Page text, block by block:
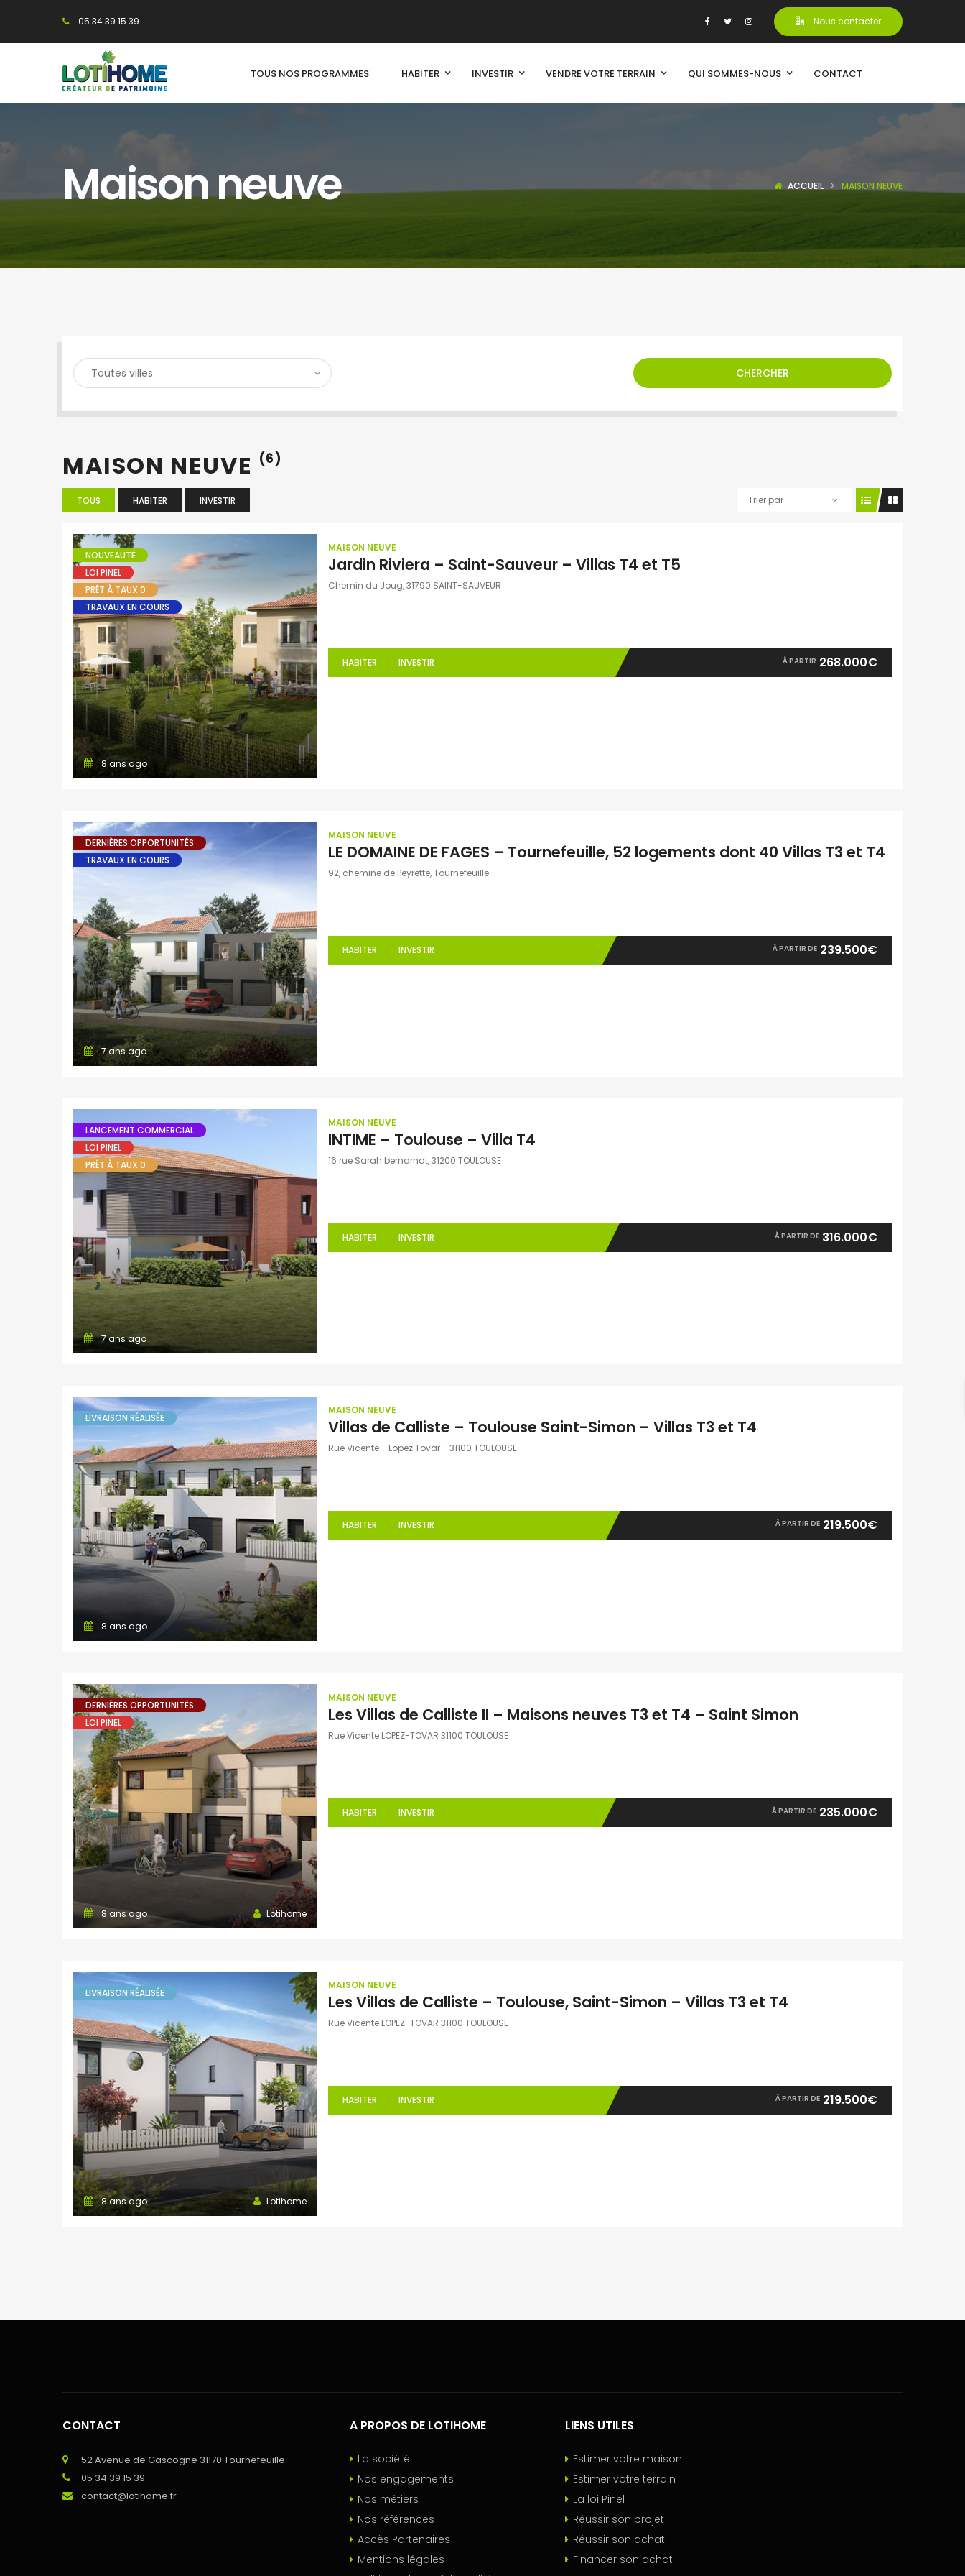
05 34 39 15 39 Nous contacter
TOUS NOS PROGRAMMES HABITER INVESTIR VENDRE VOTRE TERRAIN QUI SOMMES-NOUS CONTACT
Maison neuve ACCUEIL MAISON NEUVE
RECHERCHER UN BIEN CHERCHER
MAISON NEUVE (6)
TOUS HABITER INVESTIR Trier par
NOUVEAUTÉ
LOI PINEL
PRÊT À TAUX 0
TRAVAUX EN COURS
8 ans ago
MAISON NEUVE
Jardin Riviera – Saint-Sauveur – Villas T4 et T5
Chemin du Joug, 31790 SAINT-SAUVEUR
HABITER INVESTIR À PARTIR 268.000€
DERNIÈRES OPPORTUNITÉS
TRAVAUX EN COURS
7 ans ago
MAISON NEUVE
LE DOMAINE DE FAGES – Tournefeuille, 52 logements dont 40 Villas T3 et T4
92, chemine de Peyrette, Tournefeuille
HABITER INVESTIR À PARTIR DE 239.500€
LANCEMENT COMMERCIAL
LOI PINEL
PRÊT À TAUX 0
7 ans ago
MAISON NEUVE
INTIME – Toulouse – Villa T4
16 rue Sarah bernarhdt, 31200 TOULOUSE
HABITER INVESTIR À PARTIR DE 316.000€
LIVRAISON RÉALISÉE
8 ans ago
MAISON NEUVE
Villas de Calliste – Toulouse Saint-Simon – Villas T3 et T4
Rue Vicente - Lopez Tovar - 31100 TOULOUSE
HABITER INVESTIR À PARTIR DE 219.500€
DERNIÈRES OPPORTUNITÉS
LOI PINEL
8 ans ago Lotihome
MAISON NEUVE
Les Villas de Calliste II – Maisons neuves T3 et T4 – Saint Simon
Rue Vicente LOPEZ-TOVAR 31100 TOULOUSE
HABITER INVESTIR À PARTIR DE 235.000€
LIVRAISON RÉALISÉE
8 ans ago Lotihome
MAISON NEUVE
Les Villas de Calliste – Toulouse, Saint-Simon – Villas T3 et T4
Rue Vicente LOPEZ-TOVAR 31100 TOULOUSE
HABITER INVESTIR À PARTIR DE 219.500€
CONTACT
52 Avenue de Gascogne 31170 Tournefeuille
05 34 39 15 39
contact@lotihome.fr
A PROPOS DE LOTIHOME
La société
Nos engagements
Nos métiers
Nos références
Accès Partenaires
Mentions légales
LIENS UTILES
Estimer votre maison
Estimer votre terrain
La loi Pinel
Réussir son projet
Réussir son achat
Financer son achat